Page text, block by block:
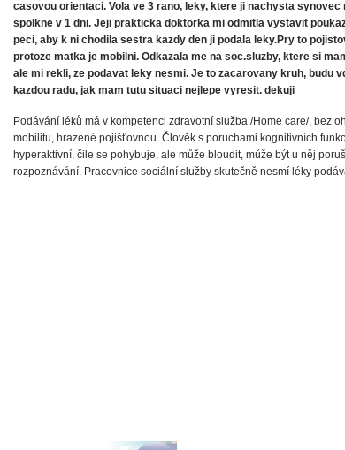
casovou orientaci. Vola ve 3 rano, leky, ktere ji nachysta synovec
spolkne v 1 dni. Jeji prakticka doktorka mi odmitla vystavit
peci, aby k ni chodila sestra kazdy den ji podala leky.Pry to
protoze matka je mobilni. Odkazala me na soc.sluzby, ktere si
ale mi rekli, ze podavat leky nesmi. Je to zacarovany kruh, budu
kazdou radu, jak mam tutu situaci nejlepe vyresit. dekuji
Podávání léků má v kompetenci zdravotní služba /Home care/, bez
mobilitu, hrazené pojišťovnou. Člověk s poruchami kognitivních
hyperaktivní, čile se pohybuje, ale může bloudit, může být u něj
rozpoznávání. Pracovnice sociální služby skutečně nesmí léky